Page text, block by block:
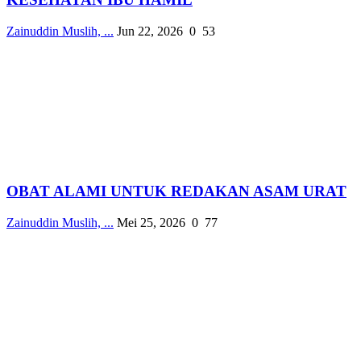
Zainuddin Muslih, ... Jun 22, 2026 0 53
OBAT ALAMI UNTUK REDAKAN ASAM URAT
Zainuddin Muslih, ... Mei 25, 2026 0 77